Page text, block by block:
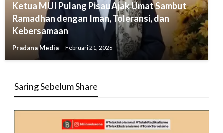
Ketua MUI Pulang Pisau Ajak Umat Sambut
Ramadhan dengan Iman, Toleransi, dan
Kebersamaan
Pradana Media Februari 21, 2026
Saring Sebelum Share